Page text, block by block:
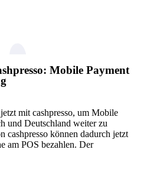
Mobile Payment
mit cashpresso, um Mobile
und Deutschland weiter zu
cashpresso können dadurch jetzt
am POS bezahlen. Der